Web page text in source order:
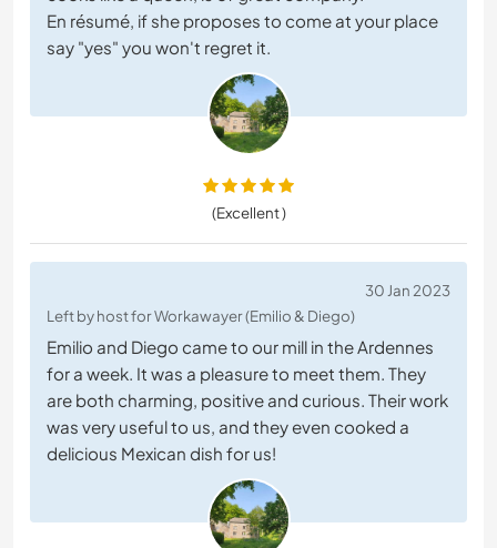
En résumé, if she proposes to come at your place
say "yes" you won't regret it.
(Excellent )
30 Jan 2023
Left by host for Workawayer (Emilio & Diego)
Emilio and Diego came to our mill in the Ardennes
for a week. It was a pleasure to meet them. They
are both charming, positive and curious. Their work
was very useful to us, and they even cooked a
delicious Mexican dish for us!